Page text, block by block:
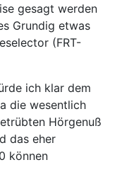
gesagt werden
Grundig etwas
(FRT-
ich klar dem
die wesentlich
Hörgenuß
das eher
können